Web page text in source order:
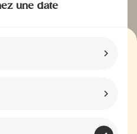
une date